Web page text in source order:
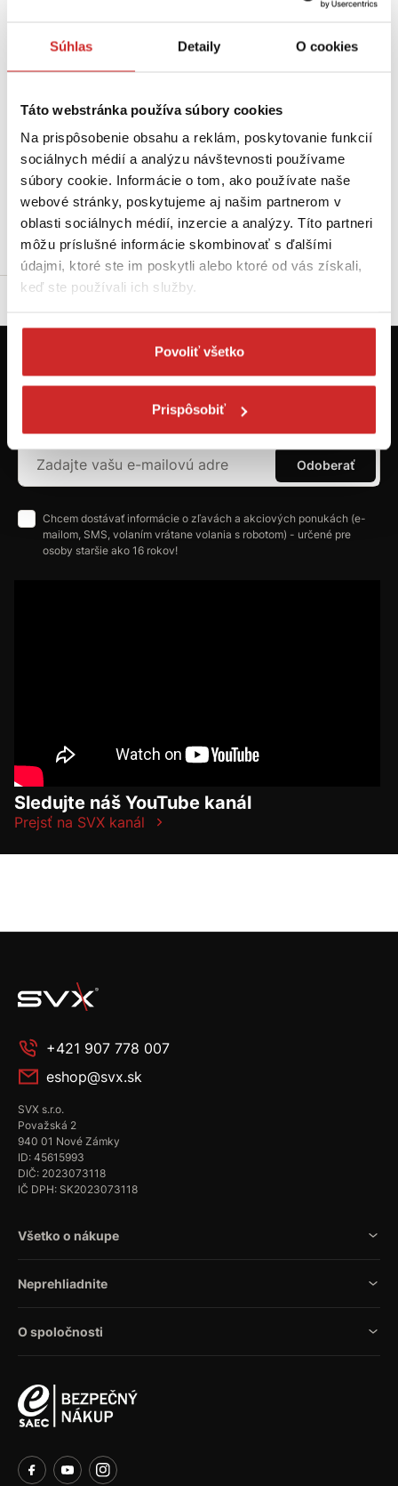
Súhlas Detaily O cookies
Táto webstránka používa súbory cookies
Na prispôsobenie obsahu a reklám, poskytovanie funkcií
sociálnych médií a analýzu návštevnosti používame
súbory cookie. Informácie o tom, ako používate naše
webové stránky, poskytujeme aj našim partnerom v
oblasti sociálnych médií, inzercie a analýzy. Títo partneri
môžu príslušné informácie skombinovať s ďalšími
údajmi, ktoré ste im poskytli alebo ktoré od vás získali,
keď ste používali ich služby.
Povoliť všetko
Prispôsobiť
Cetinkaya Pano Rozvádzač
17,76 €
Šírka (mm): 180 mm
Hĺbka (mm): 130 mm
Výška (mm): 240 mm
Krytie (IP): IP65
Skladom 15 ks
Do košíka
Prvýkrát na svx.sk? Zaregistrujte sa a
Odoberať
Chcem dostávať informácie o zľavách a akciových ponukách (e-
mailom, SMS, volaním vrátane volania s robotom) - určené pre
osoby staršie ako 16 rokov!
Sledujte náš YouTube kanál
Prejsť na SVX kanál
+421 907 778 007
eshop@svx.sk
SVX s.r.o.
Považská 2
940 01 Nové Zámky
ID: 45615993
DIČ: 2023073118
IČ DPH: SK2023073118
Všetko o nákupe
Neprehliadnite
O spoločnosti